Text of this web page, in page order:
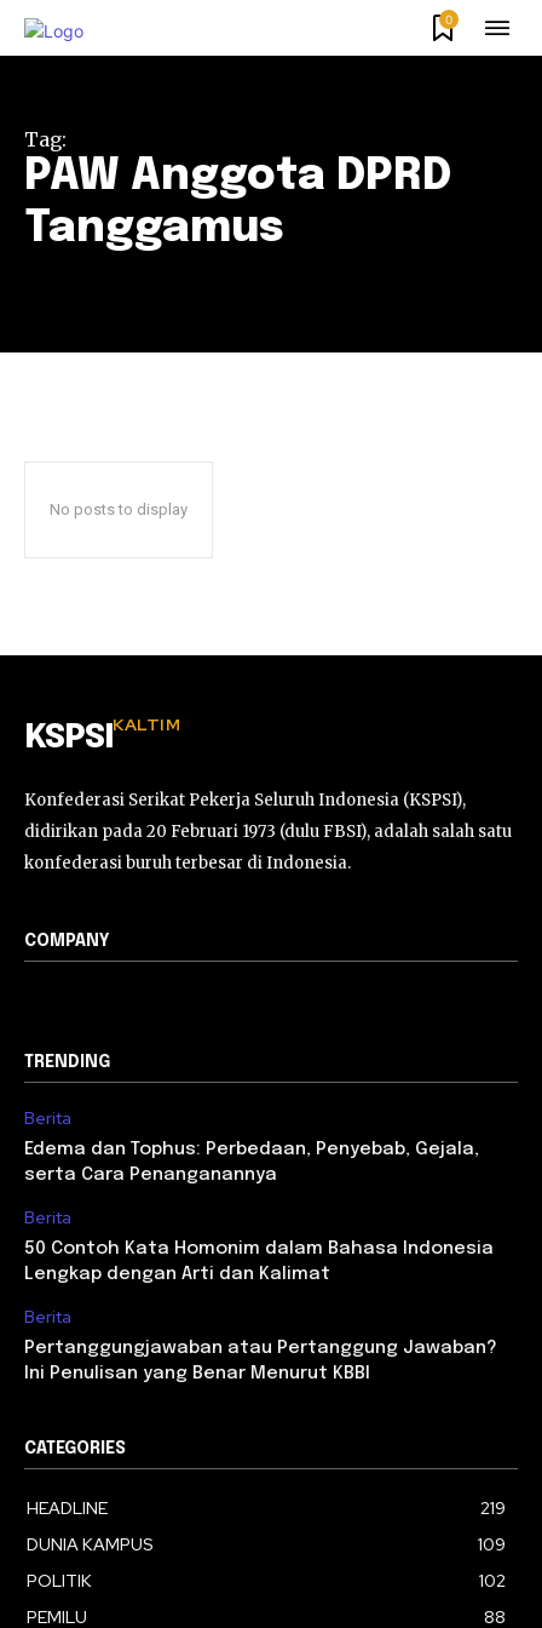
0
Tag:
PAW Anggota DPRD
Tanggamus
No posts to display
KSPSI KALTIM
Konfederasi Serikat Pekerja Seluruh Indonesia (KSPSI),
didirikan pada 20 Februari 1973 (dulu FBSI), adalah salah satu
konfederasi buruh terbesar di Indonesia.
COMPANY
TRENDING
Berita
Edema dan Tophus: Perbedaan, Penyebab, Gejala,
serta Cara Penanganannya
Berita
50 Contoh Kata Homonim dalam Bahasa Indonesia
Lengkap dengan Arti dan Kalimat
Berita
Pertanggungjawaban atau Pertanggung Jawaban?
Ini Penulisan yang Benar Menurut KBBI
CATEGORIES
HEADLINE
219
DUNIA KAMPUS
109
POLITIK
102
PEMILU
88